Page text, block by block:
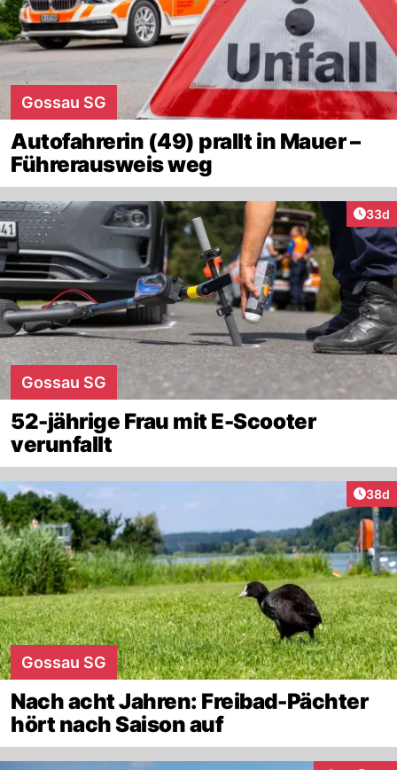
Gossau SG
Autofahrerin (49) prallt in Mauer –
Führerausweis weg
33d
Gossau SG
52-jährige Frau mit E-Scooter
verunfallt
38d
Gossau SG
Nach acht Jahren: Freibad-Pächter
hört nach Saison auf